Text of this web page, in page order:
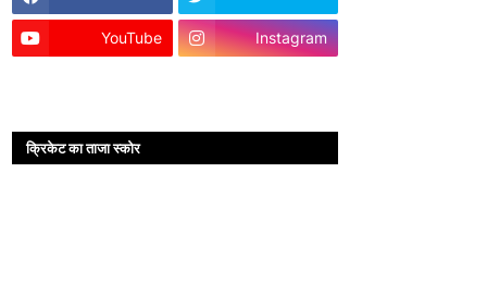
YouTube Instagram
क्रिकेट का ताजा स्कोर